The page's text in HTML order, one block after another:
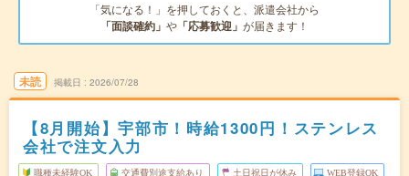
「気になる！」を押しておくと、派遣会社から
「面談確約」 や 「応募歓迎」 が届きます！
未読 掲載日 2026/07/28
【8月開始】宇部市！時給1300円！ステンレス
会社で注文入力
職種未経験OK 交通費別途支給あり 土日祝日が休み WEB登録OK